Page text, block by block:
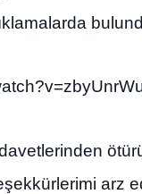
arz